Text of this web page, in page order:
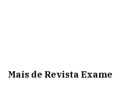
Mais de Revista Exame